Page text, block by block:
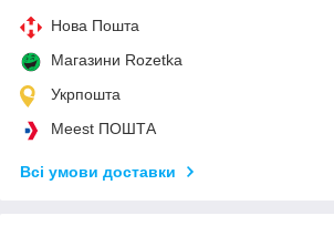
Нова Пошта
Магазини Rozetka
Укрпошта
Meest ПОШТА
Всі умови доставки